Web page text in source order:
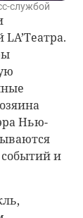
службой
Нью-
и